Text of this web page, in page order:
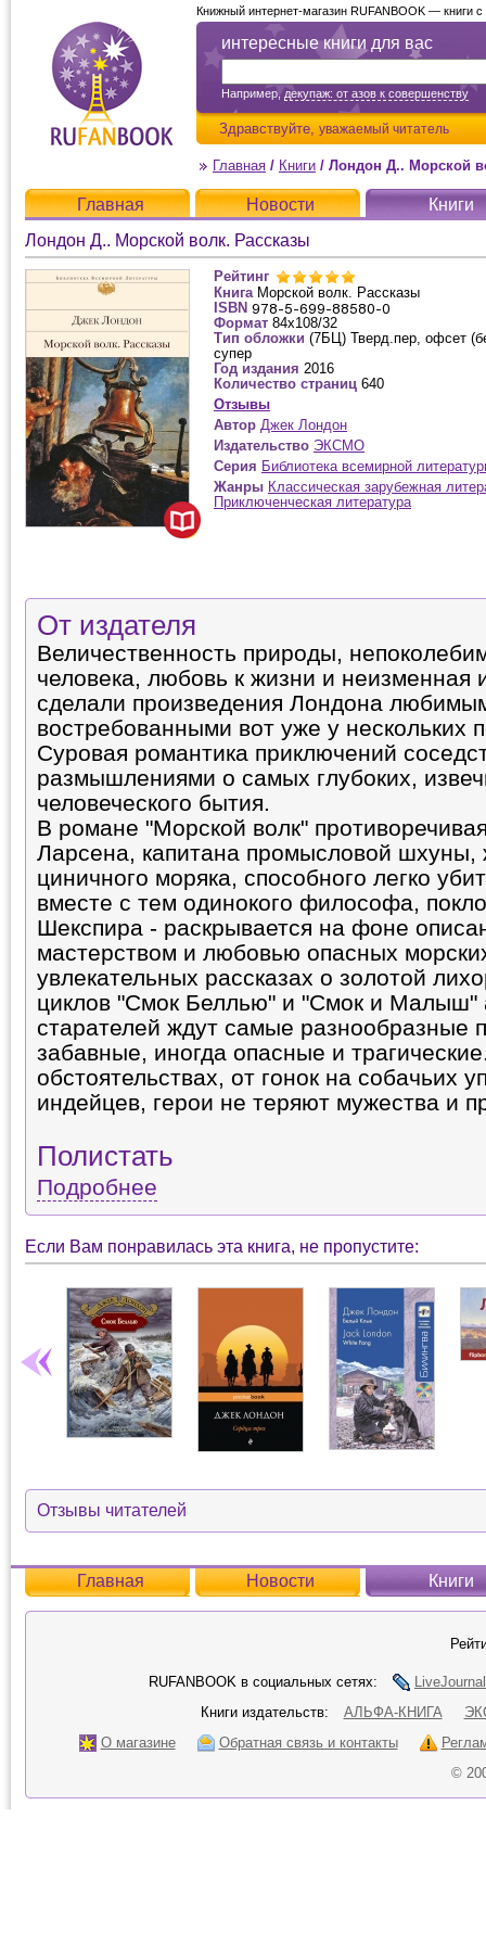
интересные книги для вас
Например,декупаж: от азов к совершенству
Здравствуйте, уважаемый читатель
Книжный интернет-магазин RUFANBOOK — книги
Главная / Книги / Лондон Д.. Морской
Главная Новости
Книги
Лондон Д.. Морской волк. Рассказы
Рейтинг
Книга Морской волк. Рассказы
ISBN
Формат 84x108/32
Тип обложки (7БЦ) Тверд.пер, офсет
супер
Год издания 2016
Количество страниц 640
Отзывы
Автор Джек Лондон
Издательство ЭКСМО
Серия Библиотека всемирной
Жанры Классическая зарубежная
Приключенческая литература
От издателя
Величественность природы,
человека, любовь к жизни и неизменная
сделали произведения Лондона
востребованными вот уже у нескольких
Суровая романтика приключений
размышлениями о самых глубоких,
человеческого бытия.
В романе "Морской волк"
Ларсена, капитана промысловой шхуны,
циничного моряка, способного легко
вместе с тем одинокого философа,
Шекспира - раскрывается на фоне
мастерством и любовью опасных
увлекательных рассказах о золотой
циклов "Смок Беллью" и "Смок и Малыш"
старателей ждут самые разнообразные
забавные, иногда опасные и
обстоятельствах, от гонок на собачьих
индейцев, герои не теряют мужества и
Полистать
Подробнее
Если Вам понравилась эта книга, не пропустите:
Отзывы читателей
Главная Новости Книги
RUFANBOOK в социальных сетях:
LiveJournal
Книги издательств:
АЛЬФА-КНИГА
О магазине
Обратная связь и контакты
©